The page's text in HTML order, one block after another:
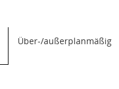
Über-/außerplanmäßig